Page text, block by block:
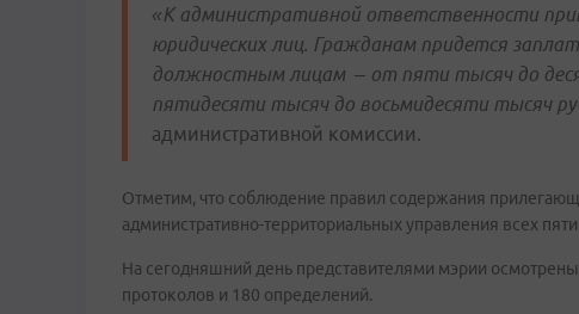
«К административной ответственности
юридических лиц. Гражданам придется
должностным лицам – от пяти тысяч до
пятидесяти тысяч до восьмидесяти тысяч
административной комиссии.
Отметим, что соблюдение правил содержания
административно-территориальных управления всех
На сегодняшний день представителями мэрии
протоколов и 180 определений.